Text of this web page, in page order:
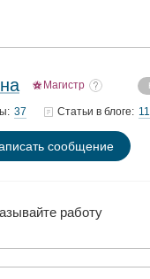
Магистр
37 Статьи в блоге: 11
сообщение
работу